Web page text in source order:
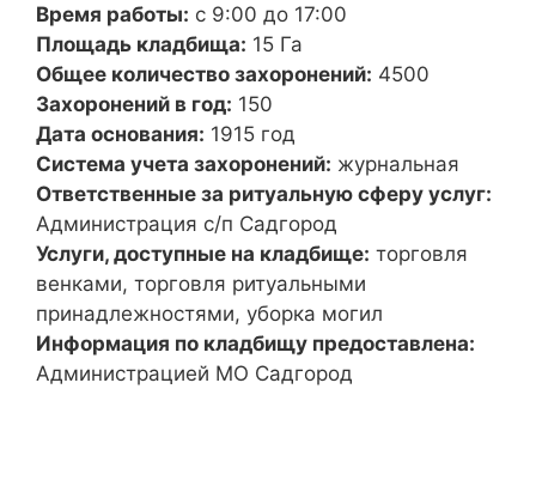
Время работы: с 9:00 до 17:00
Площадь кладбища: 15 Га
Общее количество захоронений: 4500
Захоронений в год: 150
Дата основания: 1915 год
Система учета захоронений: журнальная
Ответственные за ритуальную сферу услуг:
Администрация с/п Садгород
Услуги, доступные на кладбище: торговля
венками, торговля ритуальными
принадлежностями, уборка могил
Информация по кладбищу предоставлена:
Администрацией МО Садгород